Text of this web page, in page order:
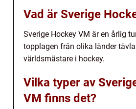
Vad är Sverige
Sverige Hockey VM är en årlig
topplagen från olika länder
världsmästare i hockey.
Vilka typer av
VM finns det?